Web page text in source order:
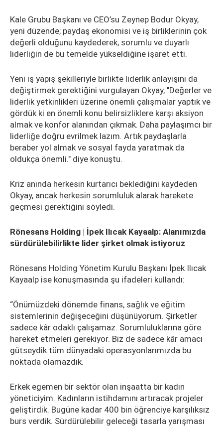
Kale Grubu Başkanı ve CEO’su Zeynep Bodur Okyay,
yeni düzende; paydaş ekonomisi ve iş birliklerinin çok
değerli olduğunu kaydederek, sorumlu ve duyarlı
liderliğin de bu temelde yükseldiğine işaret etti.
Yeni iş yapış şekilleriyle birlikte liderlik anlayışını da
değiştirmek gerektiğini vurgulayan Okyay, "Değerler ve
liderlik yetkinlikleri üzerine önemli çalışmalar yaptık ve
gördük ki en önemli konu belirsizliklere karşı aksiyon
almak ve konfor alanından çıkmak. Daha paylaşımcı bir
liderliğe doğru evrilmek lazım. Artık paydaşlarla
beraber yol almak ve sosyal fayda yaratmak da
oldukça önemli." diye konuştu.
Kriz anında herkesin kurtarıcı beklediğini kaydeden
Okyay, ancak herkesin sorumluluk alarak harekete
geçmesi gerektiğini söyledi.
Rönesans Holding | İpek Ilıcak Kayaalp: Alanımızda
sürdürülebilirlikte lider şirket olmak istiyoruz
Rönesans Holding Yönetim Kurulu Başkanı İpek Ilıcak
Kayaalp ise konuşmasında şu ifadeleri kullandı:
“Önümüzdeki dönemde finans, sağlık ve eğitim
sistemlerinin değişeceğini düşünüyorum. Şirketler
sadece kâr odaklı çalışamaz. Sorumluluklarına göre
hareket etmeleri gerekiyor. Biz de sadece kâr amacı
gütseydik tüm dünyadaki operasyonlarımızda bu
noktada olamazdık.
Erkek egemen bir sektör olan inşaatta bir kadın
yöneticiyim. Kadınların istihdamını artıracak projeler
geliştirdik. Bugüne kadar 400 bin öğrenciye karşılıksız
burs verdik. Sürdürülebilir geleceği tasarla yarışması